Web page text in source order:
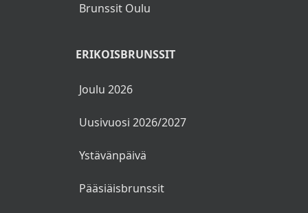
Brunssit Oulu
ERIKOISBRUNSSIT
Joulu 2026
Uusivuosi 2026/2027
Ystävänpäivä
Pääsiäisbrunssit